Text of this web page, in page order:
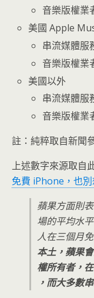
音樂版權業
美國 Apple
串流媒體服
音樂版權業
美國以外
串流媒體服
音樂版權業
註：純粹取自新聞
上述數字來源取自
免費 iPhone，也別
蘋果方面則
場的平均水
人在三個月
本土，蘋果
權所有者，
，而大多數